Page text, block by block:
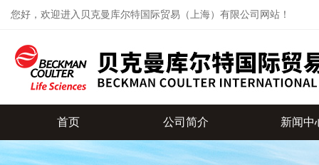
您好，欢迎进入贝克曼库尔特国际贸易（上海）有限公司网站！
首页 公司简介 新闻中